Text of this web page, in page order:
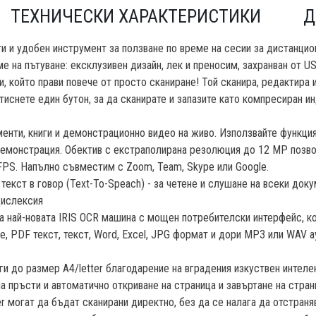
ТЕХНИЧЕСКИ ХАРАКТЕРИСТИКИ
удобен инструмент за ползване по време на сесии за
пътуване: ексклузивен дизайн, лек и преносим, захранван от
прави повече от просто сканиране! Той сканира, редактира
един бутон, за да сканирате и запазите като компресиран
книги и демонстрационно видео на живо. Използвайте
Обектив с екстраполирана резолюция до 12 MP
Напълно съвместим с Zoom, Team, Skype или Google.
в говор (Text-To-Speach) - за четене и слушане на всеки
най-новата IRIS OCR машина с мощен потребителски интерфейс,
текст, текст, Word, Excel, JPG формат и дори MP3 или WAV
до размер A4/letter благодарение на вградения изкуствен
пръсти и автоматично откриване на страница и завъртане на
да бъдат сканирани директно, без да се налага да